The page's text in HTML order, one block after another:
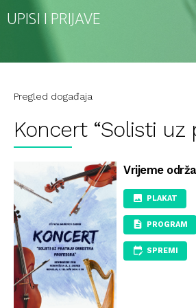
UPISI I PRIJAVE
Pregled događaja
Koncert “Solisti
Vrijeme
PLAKAT
PROGRAM
SPREMI